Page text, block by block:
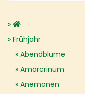
Frühjahr
Abendblume
Amarcrinum
Anemonen